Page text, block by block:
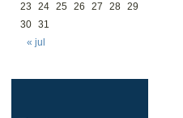
« jul
23
24 25 26 27 28 29
30 31